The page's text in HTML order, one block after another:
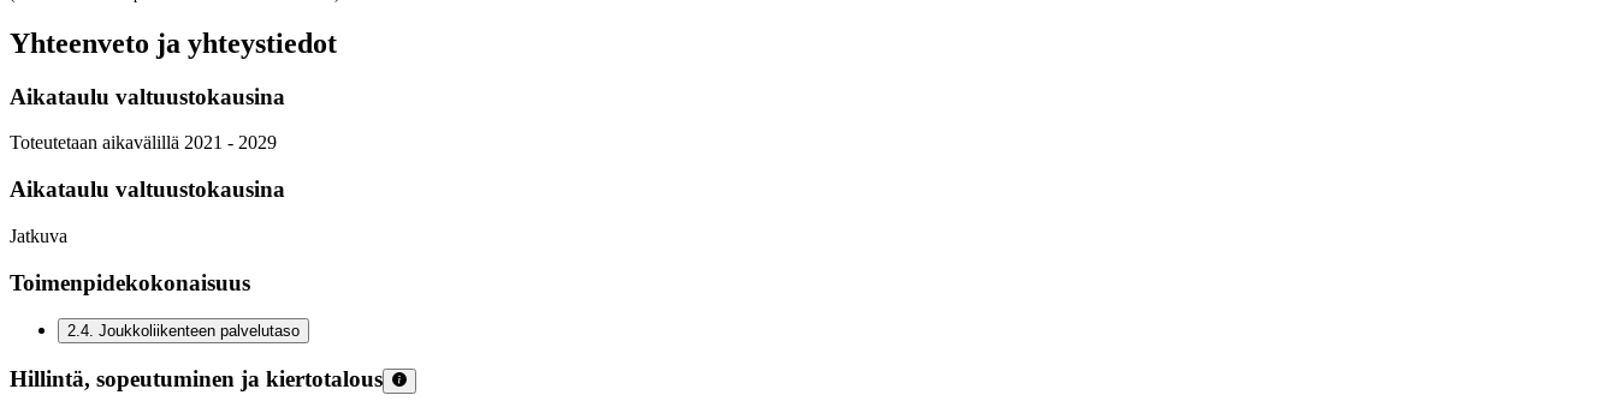
Yhteenveto ja yhteystiedot
Aikataulu valtuustokausina
Toteutetaan aikavälillä 2021 - 2029
Aikataulu valtuustokausina
Jatkuva
Toimenpidekokonaisuus
2.4. Joukkoliikenteen palvelutaso
Hillintä, sopeutuminen ja kiertotalous